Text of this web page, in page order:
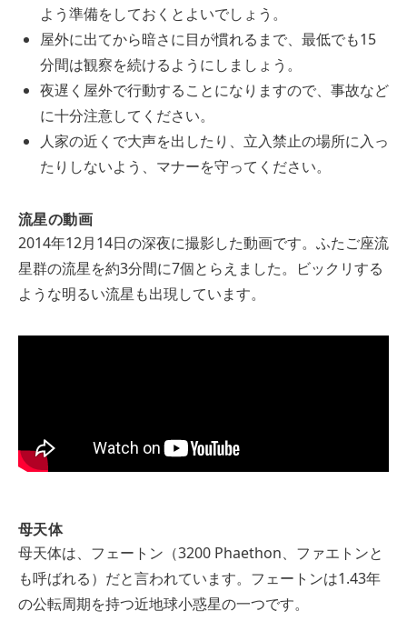
よう準備をしておくとよいでしょう。
屋外に出てから暗さに目が慣れるまで、最低でも15
分間は観察を続けるようにしましょう。
夜遅く屋外で行動することになりますので、事故など
に十分注意してください。
人家の近くで大声を出したり、立入禁止の場所に入っ
たりしないよう、マナーを守ってください。
流星の動画
2014年12月14日の深夜に撮影した動画です。ふたご座流
星群の流星を約3分間に7個とらえました。ビックリする
ような明るい流星も出現しています。
母天体
母天体は、フェートン（3200 Phaethon、ファエトンと
も呼ばれる）だと言われています。フェートンは1.43年
の公転周期を持つ近地球小惑星の一つです。